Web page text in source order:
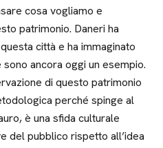
cosa vogliamo e
patrimonio. Daneri ha
città e ha immaginato
ancora oggi un esempio.
di questo patrimonio
perché spinge al
è una sfida culturale
del pubblico rispetto all’idea